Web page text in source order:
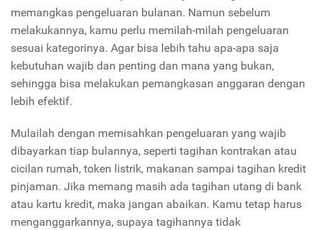
memangkas pengeluaran bulanan. Namun sebelum
melakukannya, kamu perlu memilah-milah pengeluaran
sesuai kategorinya. Agar bisa lebih tahu apa-apa saja
kebutuhan wajib dan penting dan mana yang bukan,
sehingga bisa melakukan pemangkasan anggaran dengan
lebih efektif.
Mulailah dengan memisahkan pengeluaran yang wajib
dibayarkan tiap bulannya, seperti tagihan kontrakan atau
cicilan rumah, token listrik, makanan sampai tagihan kredit
pinjaman. Jika memang masih ada tagihan utang di bank
atau kartu kredit, maka jangan abaikan. Kamu tetap harus
menganggarkannya, supaya tagihannya tidak